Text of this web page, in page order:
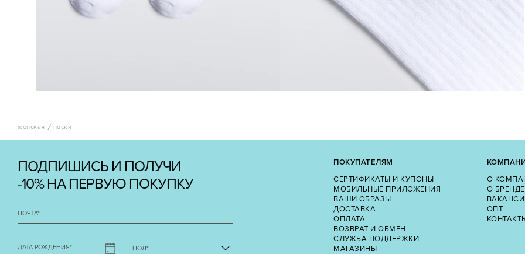
женская носки
ПОДПИШИСЬ И ПОЛУЧИ
-10% НА ПЕРВУЮ ПОКУПКУ
ПОЧТА*
ДАТА РОЖДЕНИЯ* ПОЛ*
ПОКУПАТЕЛЯМ
СЕРТИФИКАТЫ И КУПОНЫ
МОБИЛЬНЫЕ ПРИЛОЖЕНИЯ
ВАШИ ОБРАЗЫ
ДОСТАВКА
ОПЛАТА
ВОЗВРАТ И ОБМЕН
СЛУЖБА ПОДДЕРЖКИ
МАГАЗИНЫ
О
О БРЕНДЕ
ОПТ